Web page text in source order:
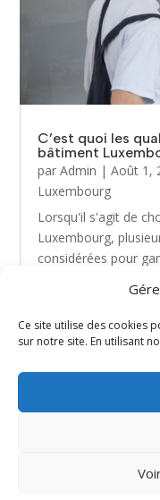
Ce site utilise des cookies
sur notre site. En utilisant
C’est quoi les
bâtiment
parAdmin |Août 1,
Luxembourg
Lorsqu'il s'agit de
Luxembourg,
considérées pour
bâtiment requiert
Site web